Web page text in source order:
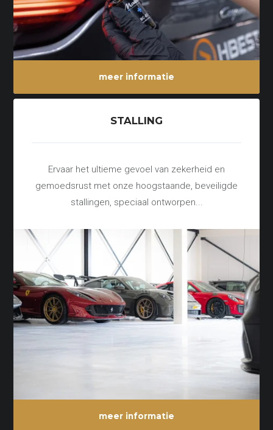
meer informatie
STALLING
Ervaar het ultieme gevoel van zekerheid en
gemoedsrust met onze hoogstaande, beveiligde
stallingen, speciaal ontworpen...
meer informatie